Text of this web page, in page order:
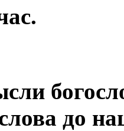
до